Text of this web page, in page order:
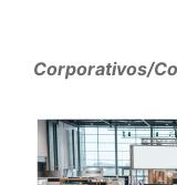
Corporativos/